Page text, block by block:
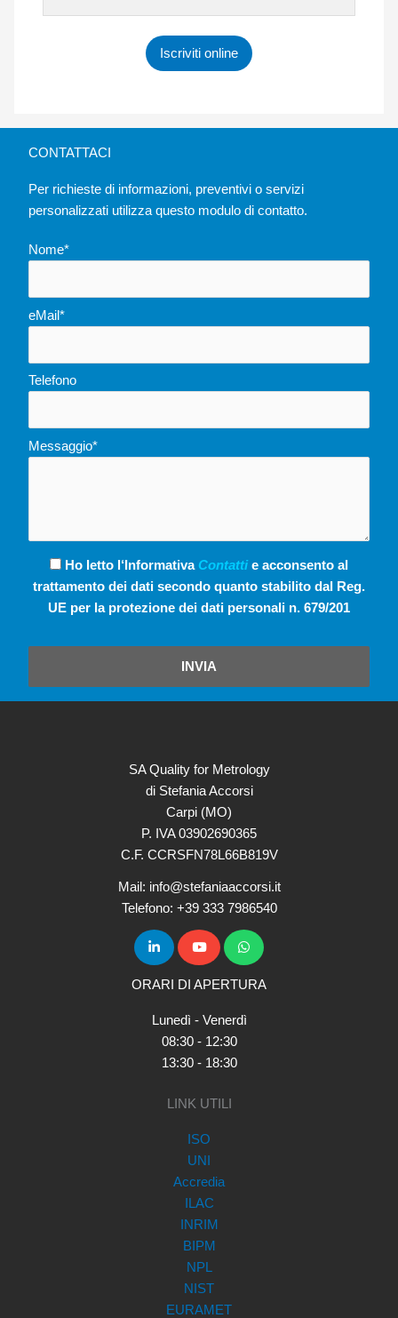
Iscriviti online
CONTATTACI
Per richieste di informazioni, preventivi o servizi
personalizzati utilizza questo modulo di contatto.
Nome*
eMail*
Telefono
Messaggio*
Ho letto l‘Informativa Contattie acconsento al
trattamento dei dati secondo quanto stabilito dal Reg.
UE per la protezione dei dati personali n. 679/201
INVIA
SA Quality for Metrology
di Stefania Accorsi
Carpi (MO)
P. IVA 03902690365
C.F. CCRSFN78L66B819V
Mail: info@stefaniaaccorsi.it
Telefono: +39 333 7986540
ORARI DI APERTURA
Lunedì - Venerdì
08:30 - 12:30
13:30 - 18:30
LINK UTILI
ISO
UNI
Accredia
ILAC
INRIM
BIPM
NPL
NIST
EURAMET